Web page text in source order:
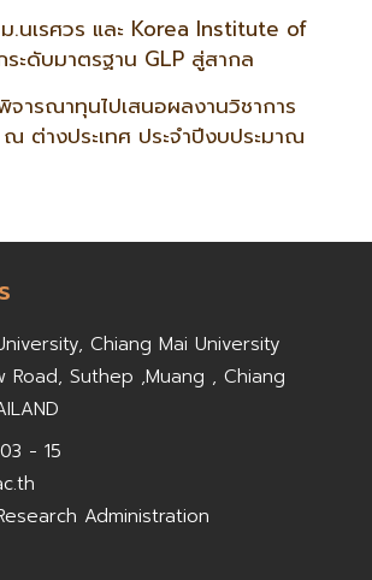
.นเรศวร และ Korea Institute of
ะดับมาตรฐาน GLP สู่สากล
จารณาทุนไปเสนอผลงานวิชาการ
ต่างประเทศ ประจำปีงบประมาณ
Chiang Mai University
Road, Suthep ,Muang , Chiang
- 15
Administration